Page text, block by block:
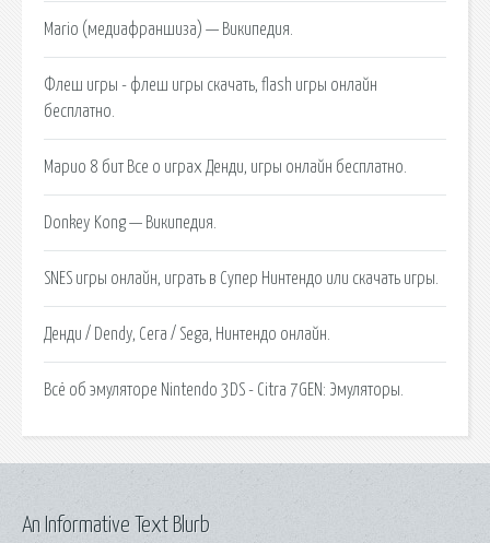
Mario (медиафраншиза) — Википедия.
Флеш игры - флеш игры скачать, flash игры онлайн
бесплатно.
Марио 8 бит Все о играх Денди, игры онлайн бесплатно.
Donkey Kong — Википедия.
SNES игры онлайн, играть в Супер Нинтендо или скачать игры.
Денди / Dendy, Сега / Sega, Нинтендо онлайн.
Всё об эмуляторе Nintendo 3DS - Citra 7GEN: Эмуляторы.
An Informative Text Blurb